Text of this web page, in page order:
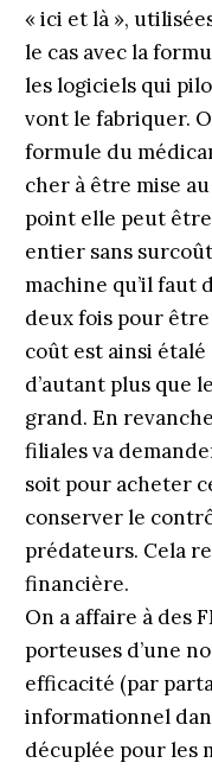
« ici et là »,
le cas avec la
les logiciels qui
vont le fabriquer.
formule du
cher à être mise
point elle peut
entier sans
machine qu’il faut
deux fois pour être
coût est ainsi
d’autant plus que
grand. En
filiales va
soit pour acheter
conserver le
prédateurs. Cela
financière.
On a affaire à des
porteuses d’une
efficacité (par
informationnel
décuplée pour les